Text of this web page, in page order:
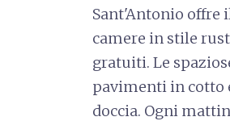
Sant'Antonio offre
camere in stile
gratuiti. Le
pavimenti in cotto
doccia. Ogni